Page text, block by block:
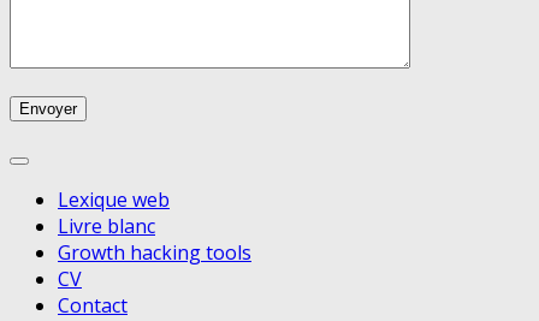
Lexique web
Livre blanc
Growth hacking tools
CV
Contact